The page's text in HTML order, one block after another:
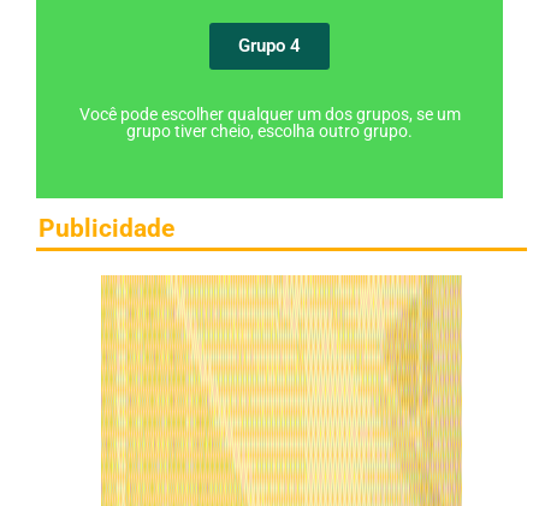
Grupo 4
Você pode escolher qualquer um dos grupos, se um
grupo tiver cheio, escolha outro grupo.
Publicidade